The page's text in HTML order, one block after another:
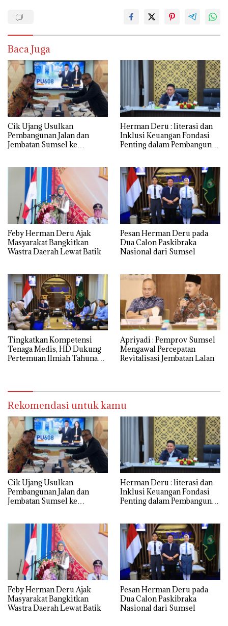
Baca Juga
Cik Ujang Usulkan
Pembangunan Jalan dan
Jembatan Sumsel ke
Herman Deru : literasi dan
Inklusi Keuangan Fondasi
Penting dalam Pembangunan
Feby Herman Deru Ajak
Masyarakat Bangkitkan
Wastra Daerah Lewat Batik
Pesan Herman Deru pada
Dua Calon Paskibraka
Nasional dari Sumsel
Tingkatkan Kompetensi
Tenaga Medis, HD Dukung
Pertemuan Ilmiah Tahunan
Apriyadi : Pemprov Sumsel
Mengawal Percepatan
Revitalisasi Jembatan Lalan
Rekomendasi untuk kamu
Cik Ujang Usulkan
Pembangunan Jalan dan
Jembatan Sumsel ke
Herman Deru : literasi dan
Inklusi Keuangan Fondasi
Penting dalam Pembangunan
Feby Herman Deru Ajak
Masyarakat Bangkitkan
Wastra Daerah Lewat Batik
Pesan Herman Deru pada
Dua Calon Paskibraka
Nasional dari Sumsel